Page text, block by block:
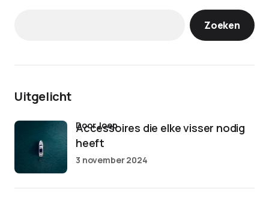
Zoeken
Uitgelicht
Accessoires die elke visser nodig
heeft
door Joep
3 november 2024